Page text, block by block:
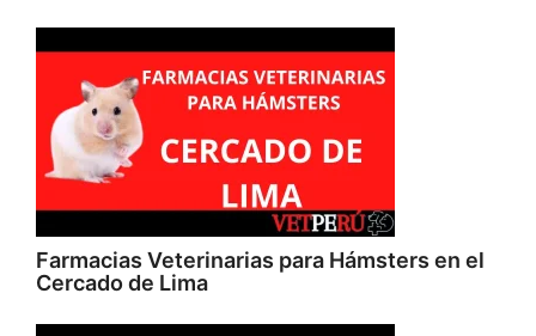
Farmacias Veterinarias para Hámsters en el
Cercado de Lima